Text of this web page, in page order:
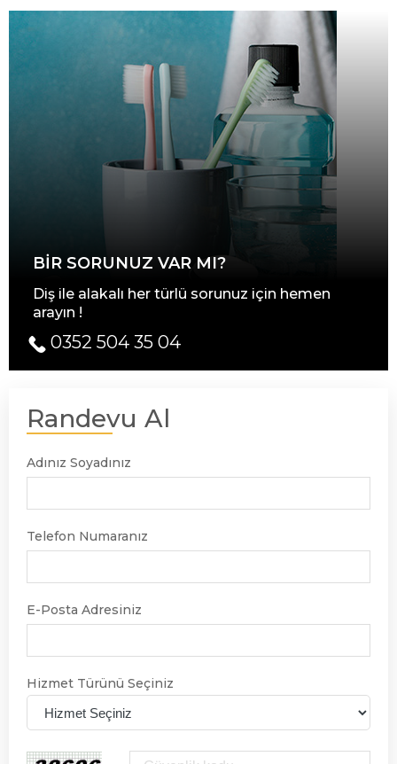
BIR SORUNUZ VAR MI?
Diş ile alakalı her türlü sorunuz için hemen
arayın !
0352 504 35 04
Randevu Al
Adınız Soyadınız
Telefon Numaranız
E-Posta Adresiniz
Hizmet Türünü Seçiniz